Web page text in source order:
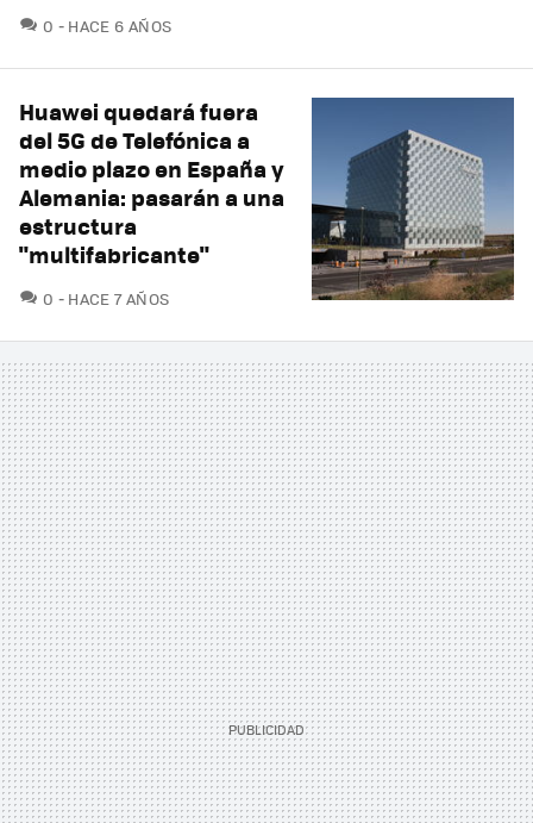
0 COMENTARIOS
HACE 6 AÑOS
Huawei quedará fuera
del 5G de Telefónica a
medio plazo en España y
Alemania: pasarán a una
estructura
"multifabricante"
0 COMENTARIOS
HACE 7 AÑOS